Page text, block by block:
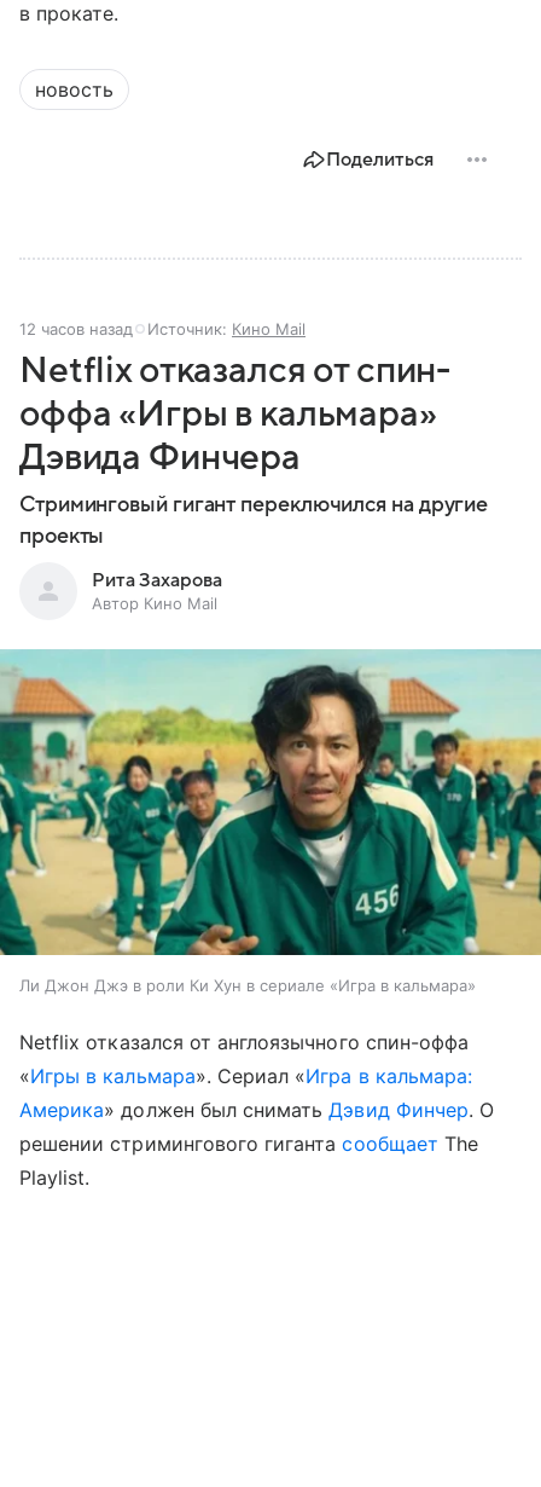
в прокате.
новость
Поделиться
12 часов назад Источник: Кино Mail
Netflix отказался от спин-
оффа «Игры в кальмара»
Дэвида Финчера
Стриминговый гигант переключился на другие
проекты
Рита Захарова
Автор Кино Mail
Ли Джон Джэ в роли Ки Хун в сериале «Игра в кальмара»
Netflix отказался от англоязычного спин-оффа
«Игры в кальмара». Сериал «Игра в кальмара:
Америка» должен был сниматьДэвид Финчер. О
решении стримингового гигантасообщает The
Playlist.